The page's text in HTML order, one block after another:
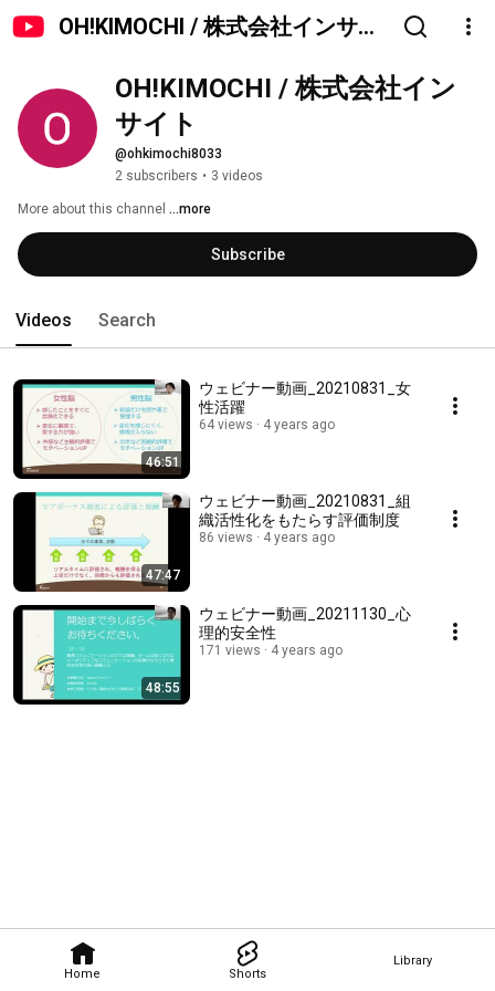
OH!KIMOCHI / 株式会社インサイ
Home Shorts
Library
OH!KIMOCHI / 株式会社イン
サイト
@ohkimochi8033
2 subscribers • 3 videos
More about this channel ...more
Subscribe
Videos Search
46:51
ウェビナー動画_20210831_女
性活躍
64 views 4 years ago
47:47
ウェビナー動画_20210831_組
織活性化をもたらす評価制度
86 views 4 years ago
48:55
ウェビナー動画_20211130_心
理的安全性
171 views 4 years ago